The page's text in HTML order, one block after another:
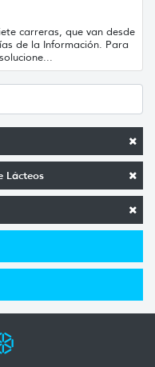
Lácteos
carreras, que van desde
de la Información. Para